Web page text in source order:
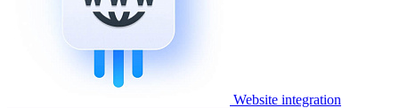
Website integration